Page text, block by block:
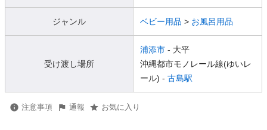
ジャンル ベビー用品 > お風呂用品
受け渡し場所
浦添市 - 大平
沖縄都市モノレール線(ゆいレ
ール) - 古島駅
注意事項 通報 お気に入り